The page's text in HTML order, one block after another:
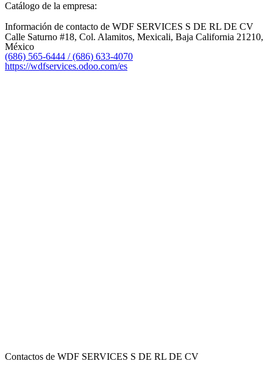
Catálogo de la empresa:
Información de contacto de WDF SERVICES S DE RL DE CV
Calle Saturno #18, Col. Alamitos, Mexicali, Baja California 21210,
México
(686) 565-6444 / (686) 633-4070
https://wdfservices.odoo.com/es
Contactos de WDF SERVICES S DE RL DE CV